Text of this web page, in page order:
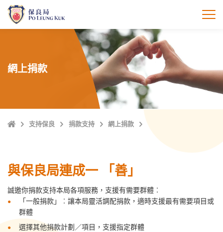
打
網上捐款
主
支持保良 捐款支持 網上捐款
與保良局連成一 「善」
誠邀你捐款支持本局各項服務，支援有需要群體︰
「一般捐款」︰讓本局靈活調配捐款，適時支援最有需要項目或
群體
選擇其他捐款計劃／項目，支援指定群體